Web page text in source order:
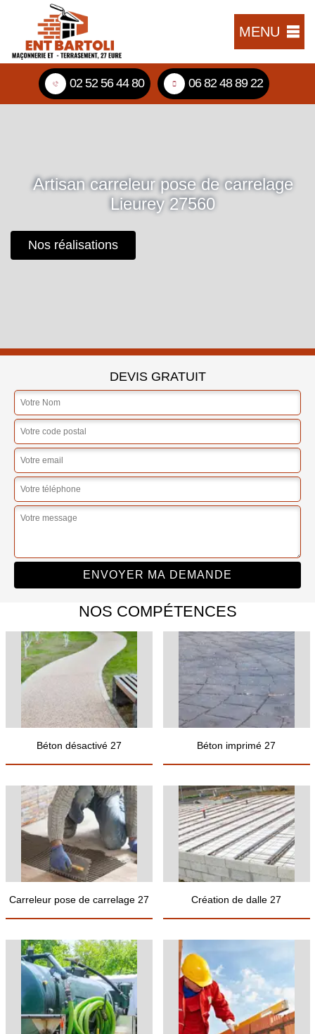
MENU
02 52 56 44 80 06 82 48 89 22
Artisan carreleur pose de carrelage
Lieurey 27560
Nos réalisations
DEVIS GRATUIT
NOS COMPÉTENCES
Béton désactivé 27 Béton imprimé 27
Carreleur pose de carrelage 27 Création de dalle 27